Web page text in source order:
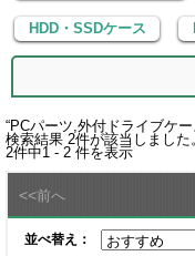
HDD・SSDケース
“PCパーツ,外付ドライブケ
検索結果 2件が該当しました
2件中1 - 2 件を表示
<<前へ
並べ替え：